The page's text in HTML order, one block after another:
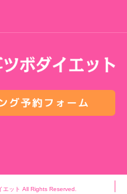
ット All Rights Reserved.